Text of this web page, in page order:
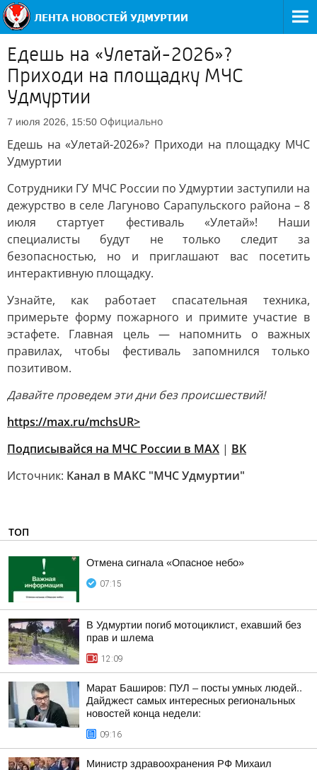
Едешь на «Улетай-2026»?
Приходи на площадку МЧС
Удмуртии
7 июля 2026, 15:50 Официально
Едешь на «Улетай-2026»? Приходи на площадку МЧС
Удмуртии
Сотрудники ГУ МЧС России по Удмуртии заступили на
дежурство в селе Лагуново Сарапульского района – 8
июля стартует фестиваль «Улетай»! Наши
специалисты будут не только следит за
безопасностью, но и приглашают вас посетить
интерактивную площадку.
Узнайте, как работает спасательная техника,
примерьте форму пожарного и примите участие в
эстафете. Главная цель — напомнить о важных
правилах, чтобы фестиваль запомнился только
позитивом.
Давайте проведем эти дни без происшествий!
https://max.ru/mchsUR>
Подписывайся на МЧС России в MAX | ВК
Источник: Канал в МАКС "МЧС Удмуртии"
ТОП
Отмена сигнала «Опасное небо»
07:15
В Удмуртии погиб мотоциклист, ехавший без
прав и шлема
12:09
Марат Баширов: ПУЛ – посты умных людей..
Дайджест самых интересных региональных
новостей конца недели:
09:16
Министр здравоохранения РФ Михаил